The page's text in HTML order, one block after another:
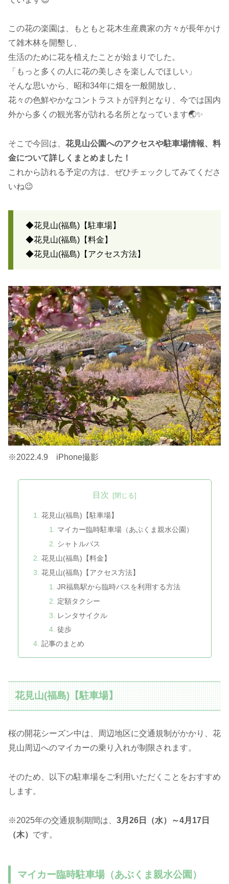
この花の楽園は、もともと花木生産農家の方々が長年かけ
て雑木林を開墾し、
生活のために花を植えたことが始まりでした。
「もっと多くの人に花の美しさを楽しんでほしい」
そんな思いから、昭和34年に畑を一般開放し、
花々の色鮮やかなコントラストが評判となり、今では国内
外から多くの観光客が訪れる名所となっています🌏✨
そこで今回は、 花見山公園へのアクセスや駐車場情報、料
金について詳しくまとめました！
これから訪れる予定の方は、ぜひチェックしてみてくださ
いね😉
◆花見山(福島)【駐車場】
◆花見山(福島)【料金】
◆花見山(福島)【アクセス方法】
※2022.4.9 iPhone撮影
目次
花見山(福島)【駐車場】
マイカー臨時駐車場（あぶくま親水公園）
シャトルバス
花見山(福島)【料金】
花見山(福島)【アクセス方法】
JR福島駅から臨時バスを利用する方法
定額タクシー
レンタサイクル
徒歩
記事のまとめ
花見山(福島)【駐車場】
桜の開花シーズン中は、周辺地区に交通規制がかかり、花
見山周辺へのマイカーの乗り入れが制限されます。
そのため、以下の駐車場をご利用いただくことをおすすめ
します。
※2025年の交通規制期間は、 3月26日（水）～4月17日
（木） です。
マイカー臨時駐車場（あぶくま親水公園）